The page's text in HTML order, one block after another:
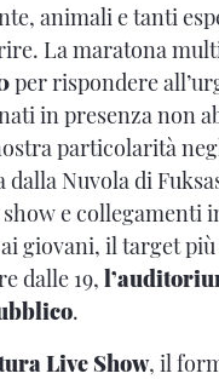
animali e tanti
La maratona
per rispondere
in presenza non
particolarità
Nuvola di
e collegamenti
giovani, il target
dalle 19,
.
Live Show, il